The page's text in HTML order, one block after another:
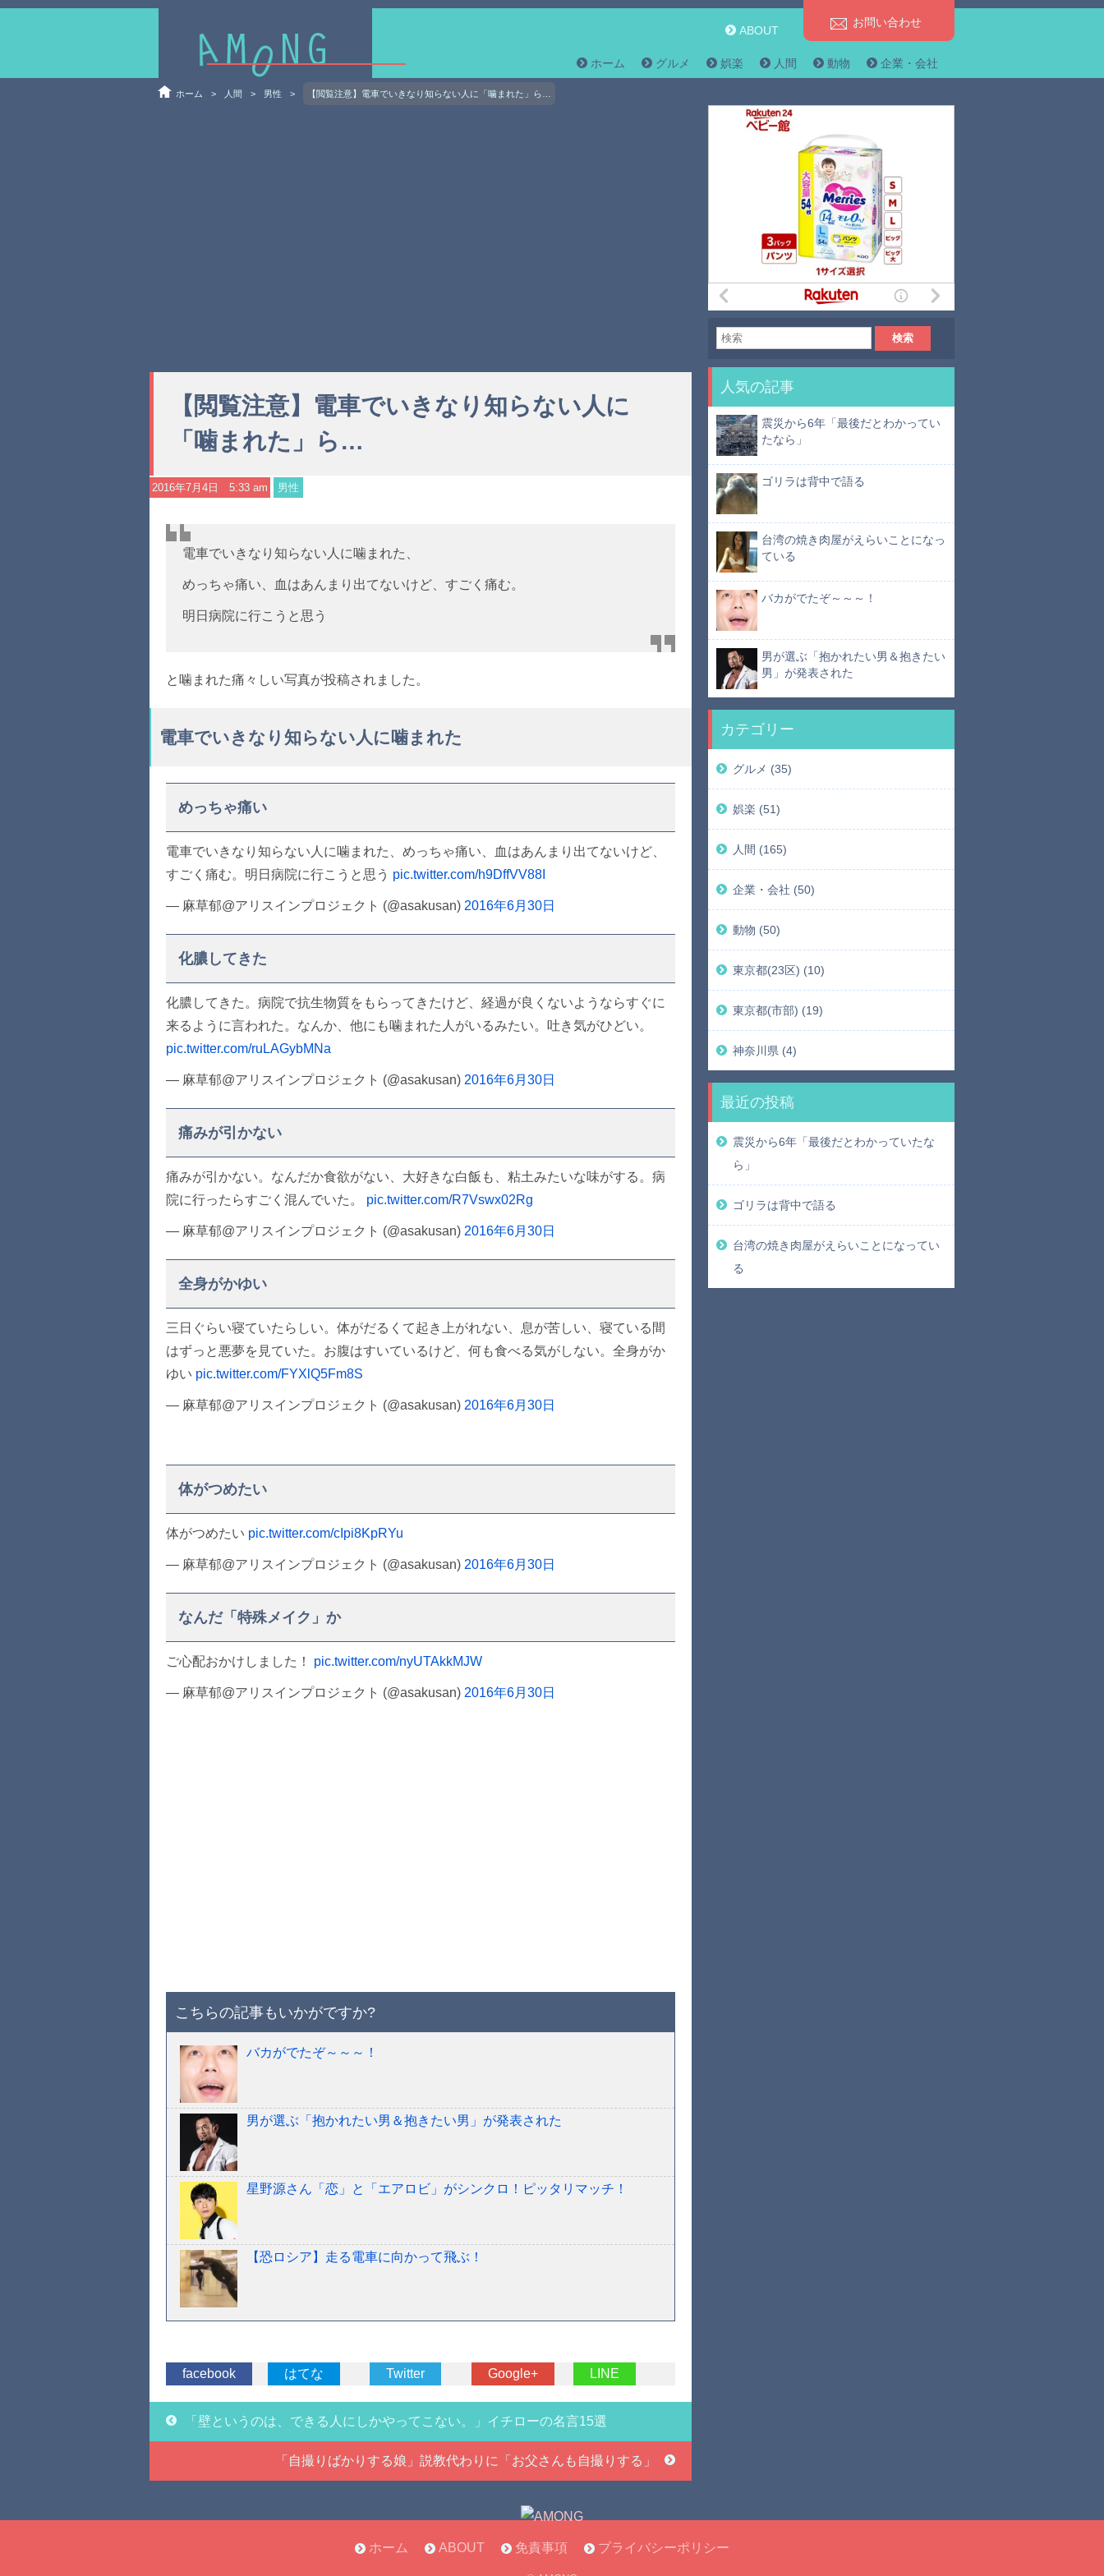
お問い合わせ
ABOUT
ホーム グルメ 娯楽 人間 動物 企業・会社
ホーム > 人間 > 男性 > 【閲覧注意】電車でいきなり知らない人に「噛まれた」ら…
【閲覧注意】電車でいきなり知らない人に
「噛まれた」ら…
2016年7月4日 5:33 am 男性
電車でいきなり知らない人に噛まれた、
めっちゃ痛い、血はあんまり出てないけど、すごく痛む。
明日病院に行こうと思う
と噛まれた痛々しい写真が投稿されました。
電車でいきなり知らない人に噛まれた
めっちゃ痛い
電車でいきなり知らない人に噛まれた、めっちゃ痛い、血はあんまり出てないけど、
すごく痛む。明日病院に行こうと思う pic.twitter.com/h9DffVV88I
— 麻草郁@アリスインプロジェクト (@asakusan) 2016年6月30日
化膿してきた
化膿してきた。病院で抗生物質をもらってきたけど、経過が良くないようならすぐに
来るように言われた。なんか、他にも噛まれた人がいるみたい。吐き気がひどい。
pic.twitter.com/ruLAGybMNa
— 麻草郁@アリスインプロジェクト (@asakusan) 2016年6月30日
痛みが引かない
痛みが引かない。なんだか食欲がない、大好きな白飯も、粘土みたいな味がする。病
院に行ったらすごく混んでいた。 pic.twitter.com/R7Vswx02Rg
— 麻草郁@アリスインプロジェクト (@asakusan) 2016年6月30日
全身がかゆい
三日ぐらい寝ていたらしい。体がだるくて起き上がれない、息が苦しい、寝ている間
はずっと悪夢を見ていた。お腹はすいているけど、何も食べる気がしない。全身がか
ゆい pic.twitter.com/FYXlQ5Fm8S
— 麻草郁@アリスインプロジェクト (@asakusan) 2016年6月30日
体がつめたい
体がつめたい pic.twitter.com/cIpi8KpRYu
— 麻草郁@アリスインプロジェクト (@asakusan) 2016年6月30日
なんだ「特殊メイク」か
ご心配おかけしました！ pic.twitter.com/nyUTAkkMJW
— 麻草郁@アリスインプロジェクト (@asakusan) 2016年6月30日
こちらの記事もいかがですか?
バカがでたぞ～～～！
男が選ぶ「抱かれたい男＆抱きたい男」が発表された
星野源さん「恋」と「エアロビ」がシンクロ！ピッタリマッチ！
【恐ロシア】走る電車に向かって飛ぶ！
facebook はてな Twitter Google+ LINE
「壁というのは、できる人にしかやってこない。」イチローの名言15選
「自撮りばかりする娘」説教代わりに「お父さんも自撮りする」
人気の記事
震災から6年「最後だとわかってい
たなら」
ゴリラは背中で語る
台湾の焼き肉屋がえらいことになっ
ている
バカがでたぞ～～～！
男が選ぶ「抱かれたい男＆抱きたい
男」が発表された
カテゴリー
グルメ (35)
娯楽 (51)
人間 (165)
企業・会社 (50)
動物 (50)
東京都(23区) (10)
東京都(市部) (19)
神奈川県 (4)
最近の投稿
震災から6年「最後だとわかっていたな
ら」
ゴリラは背中で語る
台湾の焼き肉屋がえらいことになってい
る
ホーム ABOUT 免責事項 プライバシーポリシー